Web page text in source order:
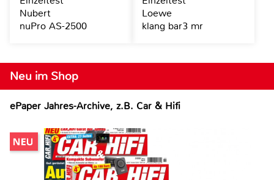
Neu im Shop
ePaper Jahres-Archive, z.B. Car & Hifi
Nubert
nuPro AS-2500
Loewe
klang bar3 mr